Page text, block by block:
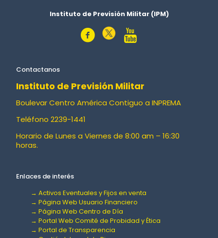
Instituto de Previsión Militar (IPM)
Contactanos
Instituto de Previsión Militar
Boulevar Centro América Contiguo a INPREMA
Teléfono 2239-1441
Horario de Lunes a Viernes de 8:00 am – 16:30
horas.
Enlaces de interés
→ Activos Eventuales y Fijos en venta
→ Página Web Usuario Financiero
→ Página Web Centro de Día
→ Portal Web Comité de Probidad y Ética
→ Portal de Transparencia